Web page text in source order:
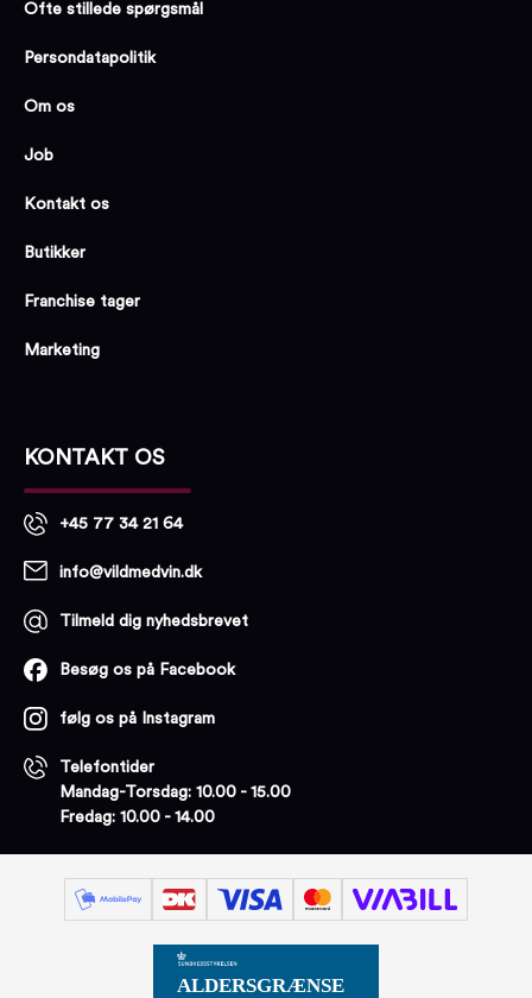
Ofte stillede spørgsmål
Persondatapolitik
Om os
Job
Kontakt os
Butikker
Franchise tager
Marketing
KONTAKT OS
+45 77 34 21 64
info@vildmedvin.dk
Tilmeld dig nyhedsbrevet
Besøg os på Facebook
følg os på Instagram
Telefontider
Mandag-Torsdag: 10.00 - 15.00
Fredag: 10.00 - 14.00